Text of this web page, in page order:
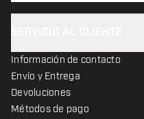
Información de contacto
Envío y Entrega
Devoluciones
Métodos de pago